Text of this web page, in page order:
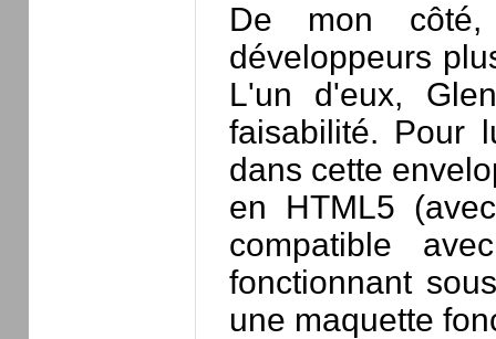
De mon
développeurs
L'un d'eux,
faisabilité. Pour
dans cette
en HTML5
compatible
fonctionnant
une maquette